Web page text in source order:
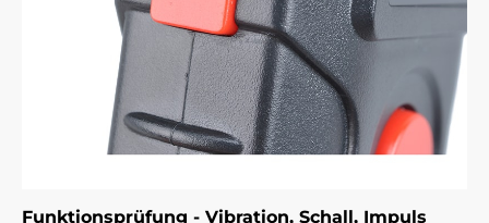
Funktionsprüfung - Vibration, Schall, Impuls